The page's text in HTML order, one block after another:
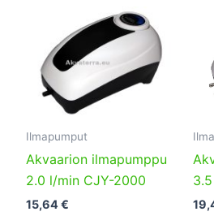
Ilmapumput
Akvaarion ilmapumppu
2.0 l/min CJY-2000
15,64€